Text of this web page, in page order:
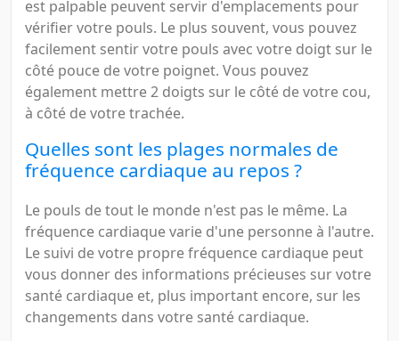
est palpable peuvent servir d'emplacements pour
vérifier votre pouls. Le plus souvent, vous pouvez
facilement sentir votre pouls avec votre doigt sur le
côté pouce de votre poignet. Vous pouvez
également mettre 2 doigts sur le côté de votre cou,
à côté de votre trachée.
Quelles sont les plages normales de
fréquence cardiaque au repos ?
Le pouls de tout le monde n'est pas le même. La
fréquence cardiaque varie d'une personne à l'autre.
Le suivi de votre propre fréquence cardiaque peut
vous donner des informations précieuses sur votre
santé cardiaque et, plus important encore, sur les
changements dans votre santé cardiaque.